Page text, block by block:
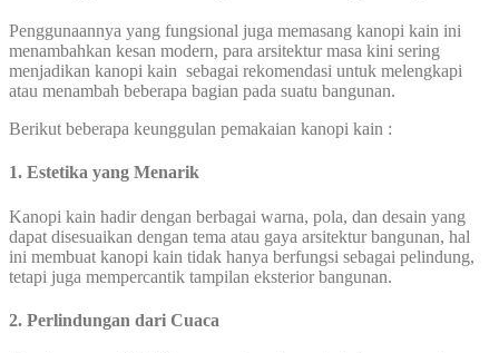
Penggunaannya yang fungsional juga memasang kanopi kain ini
menambahkan kesan modern, para arsitektur masa kini sering
menjadikan kanopi kain sebagai rekomendasi untuk melengkapi
atau menambah beberapa bagian pada suatu bangunan.
Berikut beberapa keunggulan pemakaian kanopi kain :
1. Estetika yang Menarik
Kanopi kain hadir dengan berbagai warna, pola, dan desain yang
dapat disesuaikan dengan tema atau gaya arsitektur bangunan, hal
ini membuat kanopi kain tidak hanya berfungsi sebagai pelindung,
tetapi juga mempercantik tampilan eksterior bangunan.
2. Perlindungan dari Cuaca